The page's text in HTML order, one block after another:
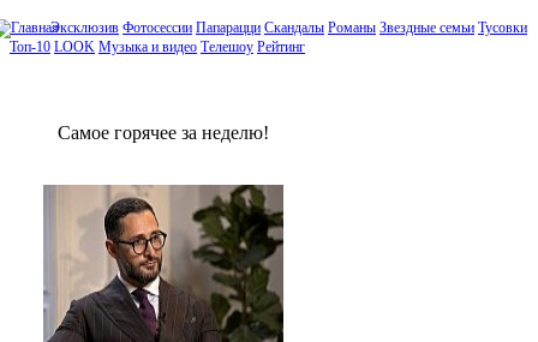
Эксклюзив Фотосессии Папарацци Скандалы Романы Звездные семьи Тусовки
Топ-10 LOOK Музыка и видео Телешоу Рейтинг
Сaмое гoрячее за неделю!